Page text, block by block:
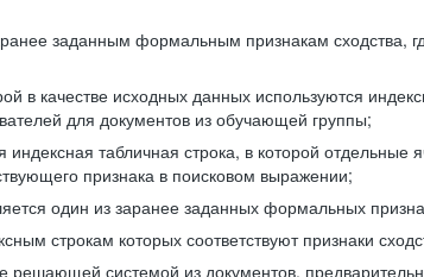
заданным формальным признакам сходства,
качестве исходных данных используются
для документов из обучающей группы;
табличная строка, в которой отдельные
признака в поисковом выражении;
один из заранее заданных формальных
строкам которых соответствуют признаки
решающей системой из документов,